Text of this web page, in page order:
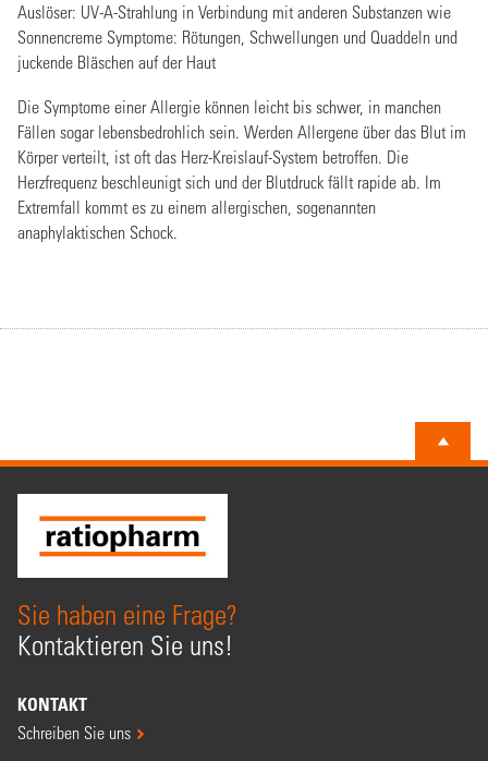
Auslöser: UV-A-Strahlung in Verbindung mit anderen Substanzen wie
Sonnencreme Symptome: Rötungen, Schwellungen und Quaddeln und
juckende Bläschen auf der Haut
Die Symptome einer Allergie können leicht bis schwer, in manchen
Fällen sogar lebensbedrohlich sein. Werden Allergene über das Blut im
Körper verteilt, ist oft das Herz-Kreislauf-System betroffen. Die
Herzfrequenz beschleunigt sich und der Blutdruck fällt rapide ab. Im
Extremfall kommt es zu einem allergischen, sogenannten
anaphylaktischen Schock.
Sie haben eine Frage?
Kontaktieren Sie uns!
KONTAKT
Schreiben Sie uns